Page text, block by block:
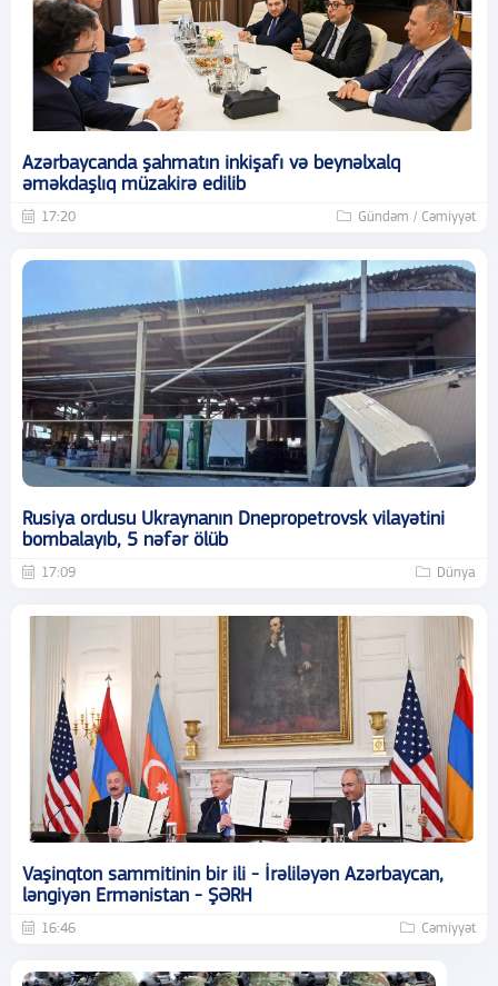
Azərbaycanda şahmatın inkişafı və beynəlxalq
əməkdaşlıq müzakirə edilib
17:20 Gündəm / Cəmiyyət
Rusiya ordusu Ukraynanın Dnepropetrovsk vilayətini
bombalayıb, 5 nəfər ölüb
17:09 Dünya
Vaşinqton sammitinin bir ili - İrəliləyən Azərbaycan,
ləngiyən Ermənistan - ŞƏRH
16:46 Cəmiyyət